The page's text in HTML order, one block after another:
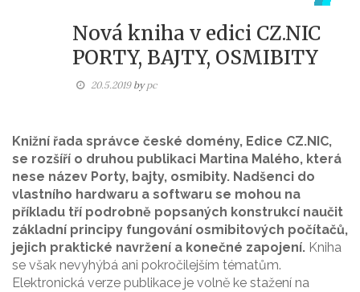
Nová kniha v edici CZ.NIC
PORTY, BAJTY, OSMIBITY
20.5.2019bypc
Knižní řada správce české domény, Edice CZ.NIC,
se rozšíří o druhou publikaci Martina Malého, která
nese název Porty, bajty, osmibity. Nadšenci do
vlastního hardwaru a softwaru se mohou na
příkladu tří podrobně popsaných konstrukcí naučit
základní principy fungování osmibitových počítačů,
jejich praktické navržení a konečné zapojení. Kniha
se však nevyhýbá ani pokročilejším tématům.
Elektronická verze publikace je volně ke stažení na